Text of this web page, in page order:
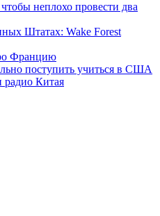
неплохо провести два
Штатах: Wake Forest
Францию
поступить учиться в США
радио Китая